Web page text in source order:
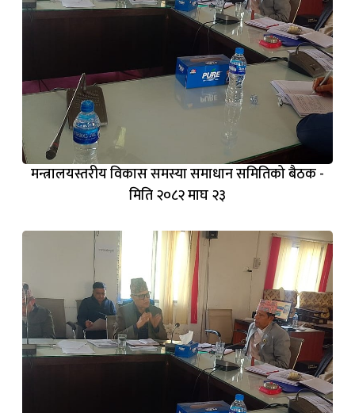
मन्त्रालयस्तरीय विकास समस्या समाधान समितिको बैठक -
मिति २०८२ माघ २३